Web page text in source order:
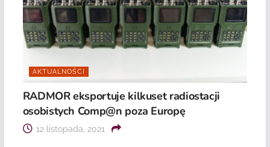
AKTUALNOŚCI
RADMOR eksportuje kilkuset radiostacji
osobistych Comp@n poza Europę
12 listopada, 2021